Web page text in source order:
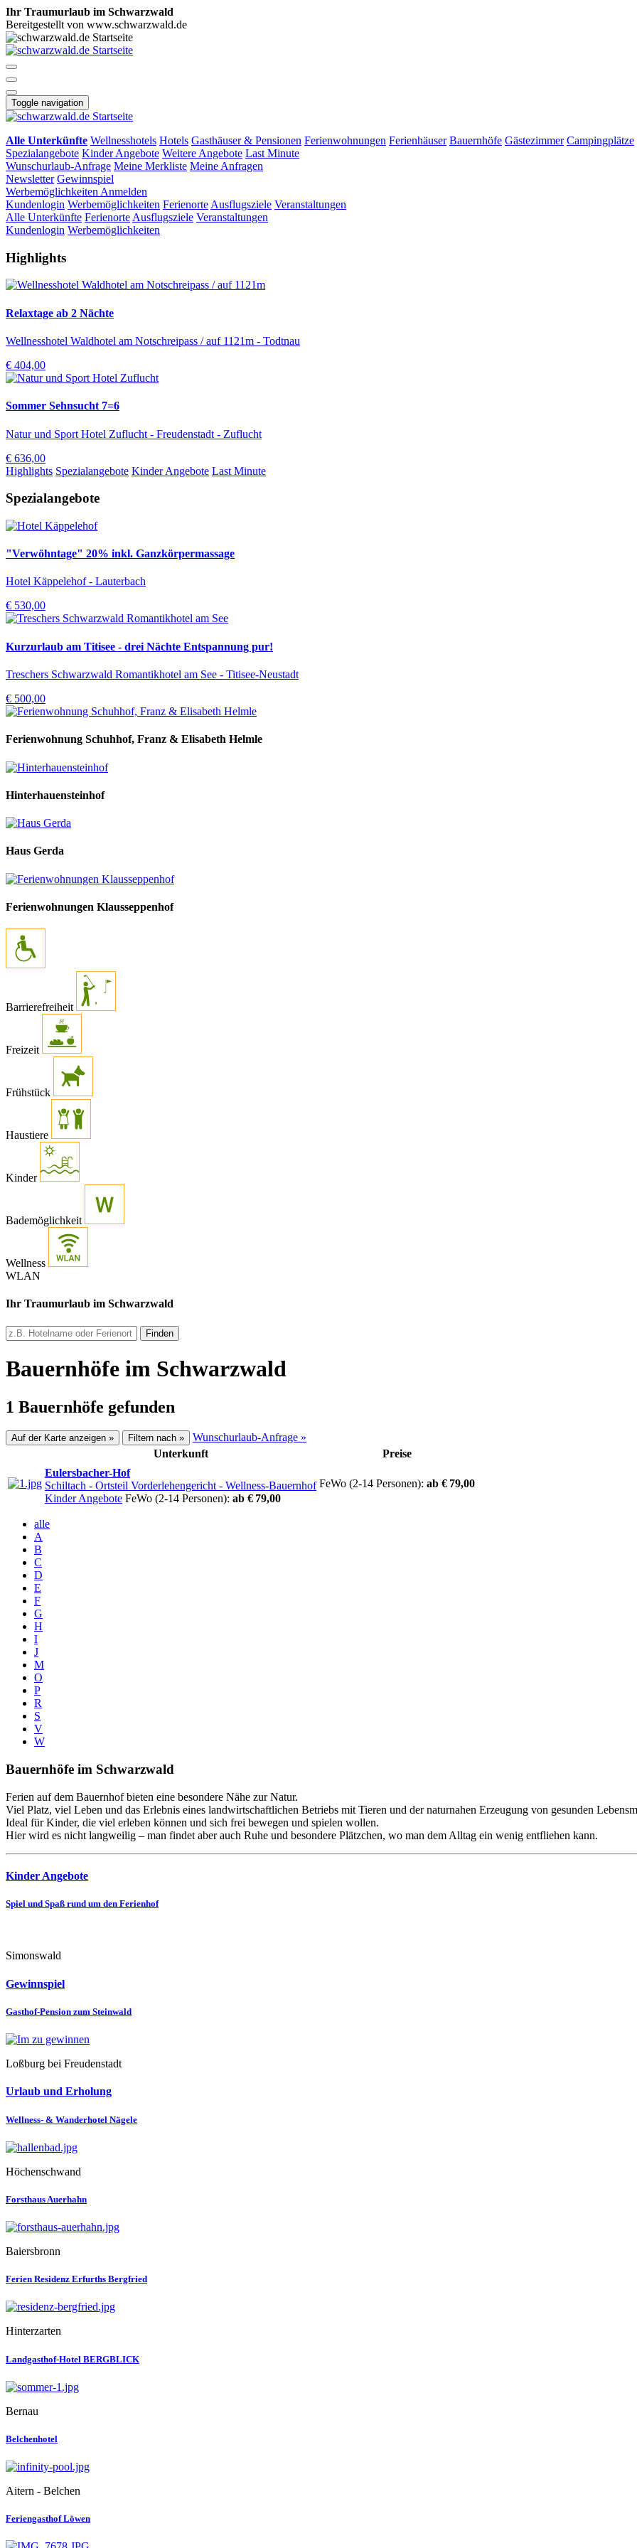
Ihr Traumurlaub im Schwarzwald
Bereitgestellt von www.schwarzwald.de
Toggle navigation
Alle Unterkünfte Wellnesshotels Hotels Gasthäuser & Pensionen Ferienwohnungen Ferienhäuser Bauernhöfe Gästezimmer Campingplätze
Spezialangebote Kinder Angebote Weitere Angebote Last Minute
Wunschurlaub-Anfrage Meine Merkliste Meine Anfragen
Newsletter Gewinnspiel
Werbemöglichkeiten Anmelden
Kundenlogin Werbemöglichkeiten Ferienorte Ausflugsziele Veranstaltungen
Alle Unterkünfte Ferienorte Ausflugsziele Veranstaltungen
Kundenlogin Werbemöglichkeiten
Highlights
Relaxtage ab 2 Nächte
Wellnesshotel Waldhotel am Notschreipass / auf 1121m - Todtnau
€ 404,00
Sommer Sehnsucht 7=6
Natur und Sport Hotel Zuflucht - Freudenstadt - Zuflucht
€ 636,00
Highlights Spezialangebote Kinder Angebote Last Minute
Spezialangebote
"Verwöhntage" 20% inkl. Ganzkörpermassage
Hotel Käppelehof - Lauterbach
€ 530,00
Kurzurlaub am Titisee - drei Nächte Entspannung pur!
Treschers Schwarzwald Romantikhotel am See - Titisee-Neustadt
€ 500,00
Ferienwohnung Schuhhof, Franz & Elisabeth Helmle
Hinterhauensteinhof
Haus Gerda
Ferienwohnungen Klausseppenhof
Barrierefreiheit
Freizeit
Frühstück
Haustiere
Kinder
Bademöglichkeit
Wellness
WLAN
Ihr Traumurlaub im Schwarzwald
Finden
Bauernhöfe im Schwarzwald
1 Bauernhöfe gefunden
Auf der Karte anzeigen » Filtern nach »
Wunschurlaub-Anfrage »
Unterkunft
Preise
Eulersbacher-Hof
Schiltach - Ortsteil Vorderlehengericht - Wellness-Bauernhof
Kinder Angebote FeWo (2-14 Personen): ab € 79,00
FeWo (2-14 Personen): ab € 79,00
alle
A
B
C
D
E
F
G
H
I
J
M
O
P
R
S
V
W
Bauernhöfe im Schwarzwald
Ferien auf dem Bauernhof bieten eine besondere Nähe zur Natur.
Viel Platz, viel Leben und das Erlebnis eines landwirtschaftlichen Betriebs mit Tieren und der naturnahen Erzeugung von gesunden
Ideal für Kinder, die viel erleben können und sich frei bewegen und spielen wollen.
Hier wird es nicht langweilig – man findet aber auch Ruhe und besondere Plätzchen, wo man dem Alltag ein wenig entfliehen kann.
Kinder Angebote
Spiel und Spaß rund um den Ferienhof
Simonswald
Gewinnspiel
Gasthof-Pension zum Steinwald
Loßburg bei Freudenstadt
Urlaub und Erholung
Wellness- & Wanderhotel Nägele
Höchenschwand
Forsthaus Auerhahn
Baiersbronn
Ferien Residenz Erfurths Bergfried
Hinterzarten
Landgasthof-Hotel BERGBLICK
Bernau
Belchenhotel
Aitern - Belchen
Feriengasthof Löwen